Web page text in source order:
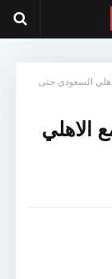
السعودي حتى
الاهلي